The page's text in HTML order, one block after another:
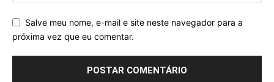
Salve meu nome, e-mail e site neste navegador para a
próxima vez que eu comentar.